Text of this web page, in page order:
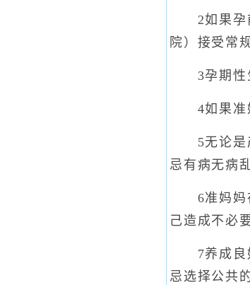
2如果孕前
院）接受常
3孕期性生
4如果准妈
5无论是产
忌有病无病
6准妈妈在
己造成不必
7养成良好
忌选择公共